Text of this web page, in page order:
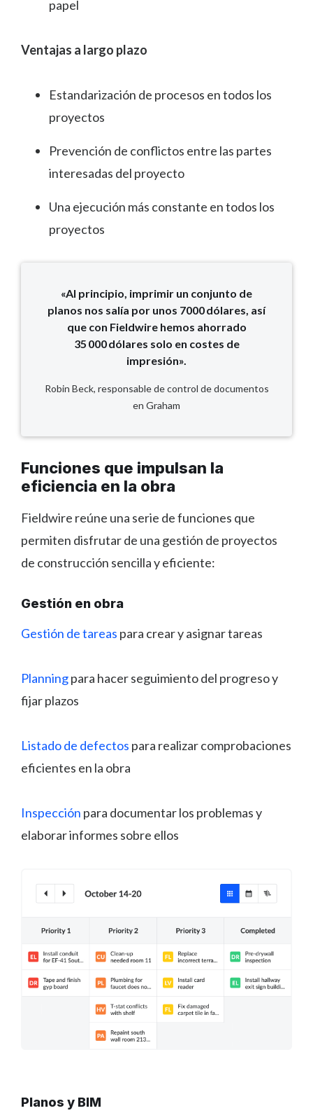
papel
Ventajas a largo plazo
Estandarización de procesos en todos los
proyectos
Prevención de conflictos entre las partes
interesadas del proyecto
Una ejecución más constante en todos los
proyectos
«Al principio, imprimir un conjunto de
planos nos salía por unos 7000 dólares, así
que con Fieldwire hemos ahorrado
35 000 dólares solo en costes de
impresión».
Robin Beck, responsable de control de documentos
en Graham
Funciones que impulsan la
eficiencia en la obra
Fieldwire reúne una serie de funciones que
permiten disfrutar de una gestión de proyectos
de construcción sencilla y eficiente:
Gestión en obra
Gestión de tareas para crear y asignar tareas
Planningpara hacer seguimiento del progreso y
fijar plazos
Listado de defectos para realizar comprobaciones
eficientes en la obra
Inspección para documentar los problemas y
elaborar informes sobre ellos
Planos y BIM